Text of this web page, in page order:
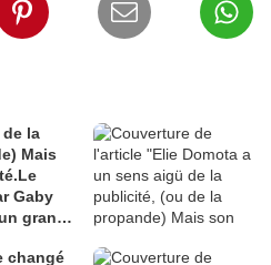
de la
Mais
Gaby
grand
changé